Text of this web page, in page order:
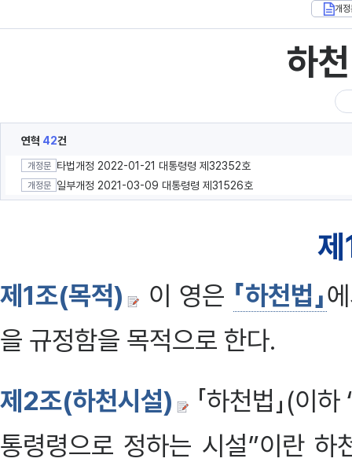
개정
하
연혁 42건
개정문 타법개정 2022-01-21 대통령령 제32352호
개정문 일부개정 2021-03-09 대통령령 제31526호
제1조(목적) 이 영은 「하천법」
을 규정함을 목적으로 한다.
제2조(하천시설)
「하천법」(이
통령령으로 정하는 시설”이란 하